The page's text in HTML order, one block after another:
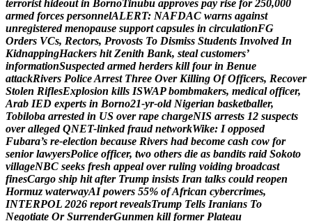
terrorist hideout in BornoTinubu approves pay rise for 250,000
armed forces personnelALERT: NAFDAC warns against
unregistered menopause support capsules in circulationFG
Orders VCs, Rectors, Provosts To Dismiss Students Involved In
KidnappingHackers hit Zenith Bank, steal customers’
informationSuspected armed herders kill four in Benue
attackRivers PoliceArrest Three Over Killing Of Officers, Recover
Stolen RiflesExplosion kills ISWAP bombmakers, medical officer,
Arab IED experts in Borno21-yr-old Nigerian basketballer,
Tobiloba arrested in US over rape chargeNIS arrests 12 suspects
over alleged QNET-linked fraud networkWike: I opposed
Fubara’s re-election because Rivers had become cash cow for
senior lawyersPolice officer, two others die as bandits raid Sokoto
villageNBC seeks fresh appeal over ruling voiding broadcast
finesCargo ship hit after Trump insists Iran talks could reopen
Hormuz waterwayAI powers 55% ofAfrican cybercrimes,
INTERPOL 2026 report revealsTrump Tells Iranians To
Negotiate Or SurrenderGunmen kill former Plateau